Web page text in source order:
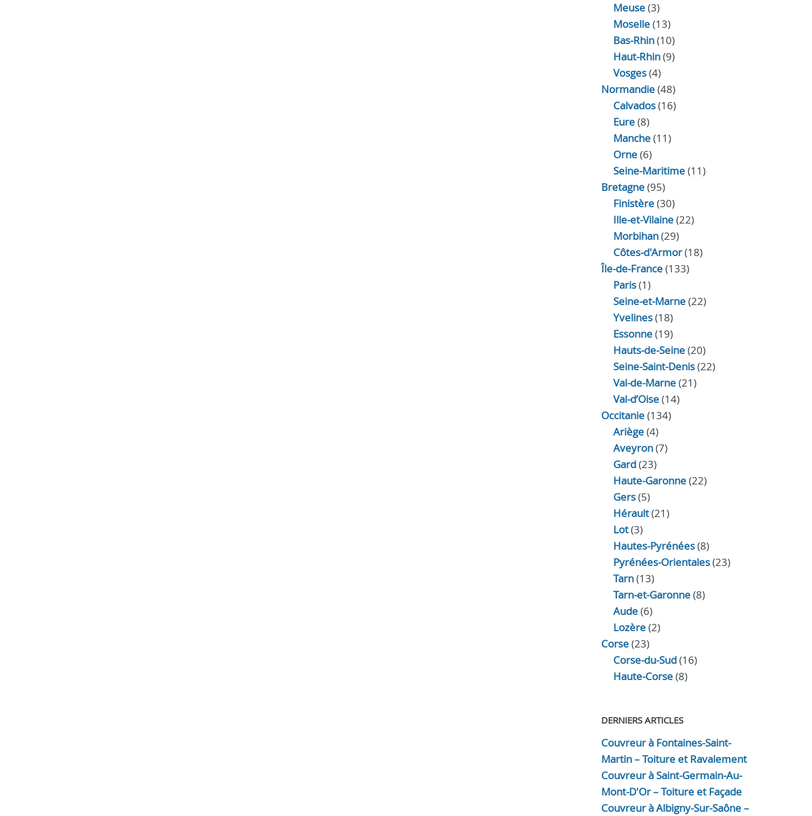
Meuse(3)
Moselle(13)
Bas-Rhin(10)
Haut-Rhin(9)
Vosges(4)
Normandie(48)
Calvados(16)
Eure(8)
Manche(11)
Orne(6)
Seine-Maritime(11)
Bretagne(95)
Finistère(30)
Ille-et-Vilaine(22)
Morbihan(29)
Côtes-d'Armor(18)
Île-de-France(133)
Paris(1)
Seine-et-Marne(22)
Yvelines(18)
Essonne(19)
Hauts-de-Seine(20)
Seine-Saint-Denis(22)
Val-de-Marne(21)
Val-d’Oise(14)
Occitanie(134)
Ariège(4)
Aveyron(7)
Gard(23)
Haute-Garonne(22)
Gers(5)
Hérault(21)
Lot(3)
Hautes-Pyrénées(8)
Pyrénées-Orientales(23)
Tarn(13)
Tarn-et-Garonne(8)
Aude(6)
Lozère(2)
Corse(23)
Corse-du-Sud(16)
Haute-Corse(8)
DERNIERS ARTICLES
Couvreur à Fontaines-Saint-
Martin – Toiture et Ravalement
Couvreur à Saint-Germain-Au-
Mont-D'Or – Toiture et Façade
Couvreur à Albigny-Sur-Saône –